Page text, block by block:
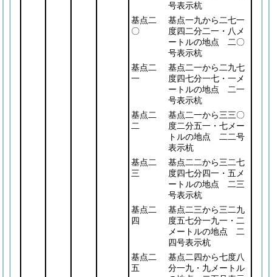
号表示杭
基点二
〇
基点一九から二七一
度四二分二一・八メ
ートルの地点 二〇
号表示杭
基点二
一
基点二一から二九七
度四七分一七・一メ
ートルの地点 二一
号表示杭
基点二
二
基点二一から三三〇
度二分五一・七メー
トルの地点 二二号
表示杭
基点二
三
基点二二から三二七
度四七分四一・五メ
ートルの地点 二三
号表示杭
基点二
四
基点二三から三二九
度五七分一九一・二
メートルの地点 二
四号表示杭
基点二
五
基点二四から七度八
分一九・九メートル